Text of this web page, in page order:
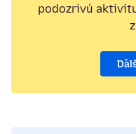
podozrivú